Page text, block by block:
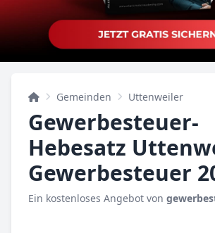
Gemeinden Uttenweiler
Gewerbesteuer-
Hebesatz
Gewerbesteuer
Ein kostenloses Angebot von